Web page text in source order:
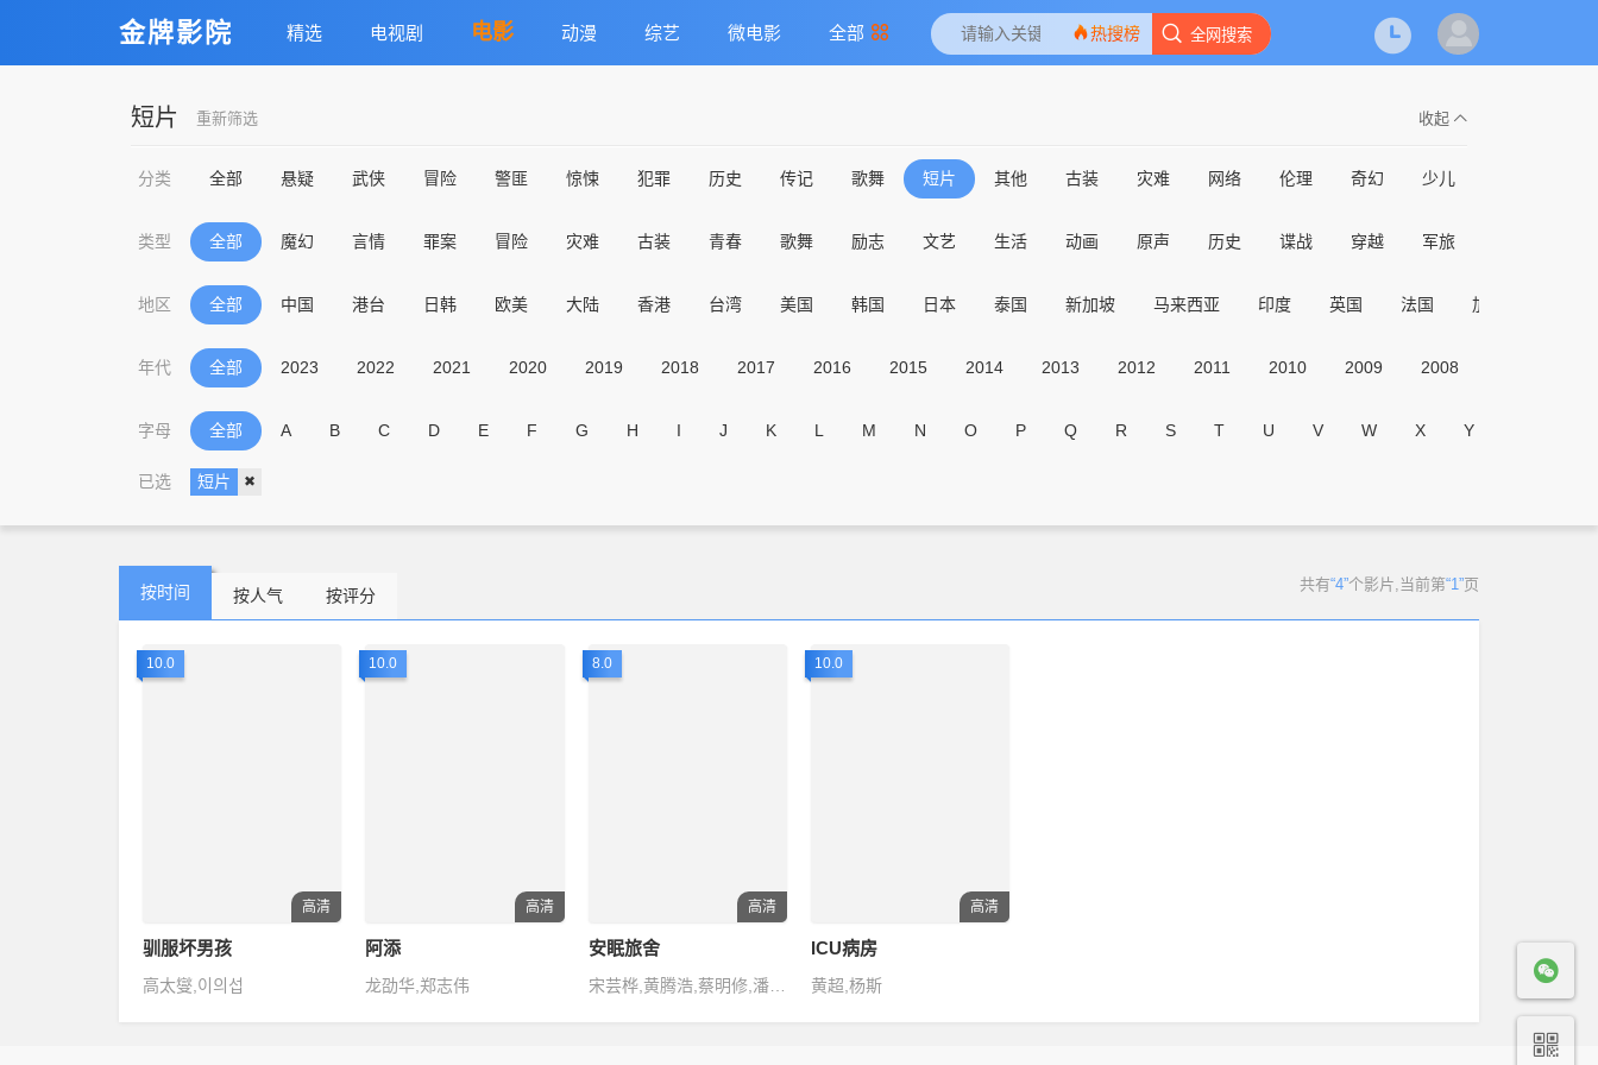
金牌影院 精选 电视剧 电影 动漫 综艺 微电影 全部 全网搜索
热搜榜
短片 重新筛选 收起
分类 全部 悬疑 武侠 冒险 警匪 惊悚 犯罪 历史 传记 歌舞 短片 其他 古装 灾难 网络 伦理 奇幻 少儿
类型 全部 魔幻 言情 罪案 冒险 灾难 古装 青春 歌舞 励志 文艺 生活 动画 原声 历史 谍战 穿越 军旅
地区 全部 中国 港台 日韩 欧美 大陆 香港 台湾 美国 韩国 日本 泰国 新加坡 马来西亚 印度 英国 法国 加拿大
年代 全部 2023 2022 2021 2020 2019 2018 2017 2016 2015 2014 2013 2012 2011 2010 2009 2008
字母 全部 A B C D E F G H I J K L M N O P Q R S T U V W X Y
已选 短片
按时间 按人气 按评分
共有“4”个影片,当前第“1”页
10.0
高清
驯服坏男孩
高太燮,이의섭
10.0
高清
阿添
龙劭华,郑志伟
8.0
高清
安眠旅舍
宋芸桦,黄腾浩,蔡明修,潘亲御,李家珍
10.0
高清
ICU病房
黄超,杨斯